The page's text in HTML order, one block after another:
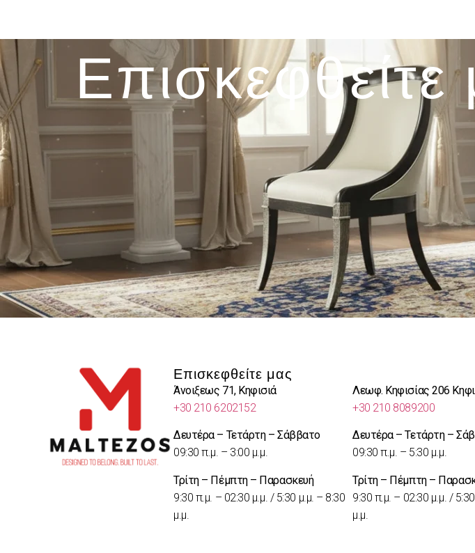
Επισκεφθείτε μας
Άνοιξεως 71, Κηφισιά
+30 210 6202152
Δευτέρα – Τετάρτη – Σάββατο
09:30 π.μ. – 3:00 μ.μ.
Τρίτη – Πέμπτη – Παρασκευή
9:30 π.μ. – 02:30 μ.μ. / 5:30 μ.μ. – 8:30
μ.μ.
Λεωφ. Κηφισίας 206
+30 210 8089200
Δευτέρα – Τετάρτη –
09:30 π.μ. – 5:30 μ.μ.
Τρίτη – Πέμπτη –
9:30 π.μ. – 02:30 μ.μ. /
μ.μ.